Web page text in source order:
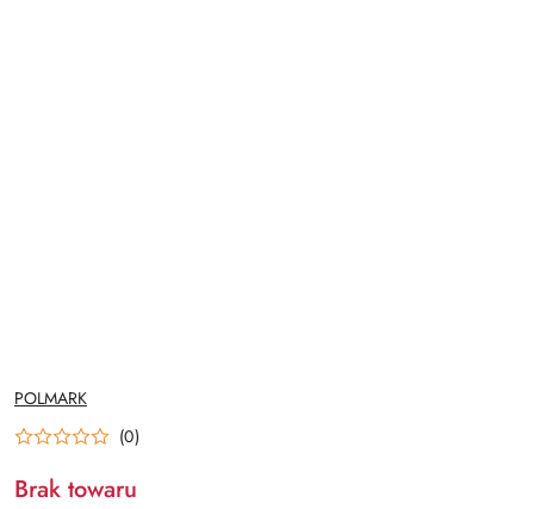
NAZWA
PRODUCENTA:
POLMARK
(0)
Brak towaru